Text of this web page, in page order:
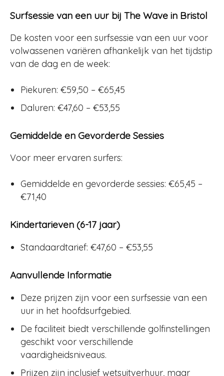
Surfsessie van een uur bij The Wave in Bristol
De kosten voor een surfsessie van een uur voor
volwassenen variëren afhankelijk van het tijdstip
van de dag en de week:
Piekuren: €59,50 – €65,45
Daluren: €47,60 – €53,55
Gemiddelde en Gevorderde Sessies
Voor meer ervaren surfers:
Gemiddelde en gevorderde sessies: €65,45 –
€71,40
Kindertarieven (6-17 jaar)
Standaardtarief: €47,60 – €53,55
Aanvullende Informatie
Deze prijzen zijn voor een surfsessie van een
uur in het hoofdsurfgebied.
De faciliteit biedt verschillende golfinstellingen
geschikt voor verschillende
vaardigheidsniveaus.
Prijzen zijn inclusief wetsuitverhuur, maar